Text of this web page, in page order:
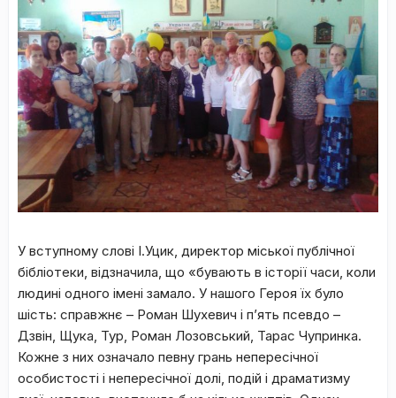
У вступному слові І.Уцик, директор міської публічної
бібліотеки, відзначила, що «бувають в історії часи, коли
людині одного імені замало. У нашого Героя їх було
шість: справжнє – Роман Шухевич і п’ять псевдо –
Дзвін, Щука, Тур, Роман Лозовський, Тарас Чупринка.
Кожне з них означало певну грань непересічної
особистості і непересічної долі, подій і драматизму